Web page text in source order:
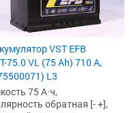
VST EFB
75.0 VL (75 Ah) 710 А,
L3
75 А·ч,
обратная [- +],